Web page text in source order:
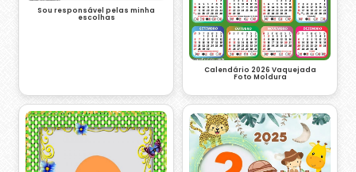
Sou responsável pelas minha
escolhas
Calendário 2026 Vaquejada
Foto Moldura